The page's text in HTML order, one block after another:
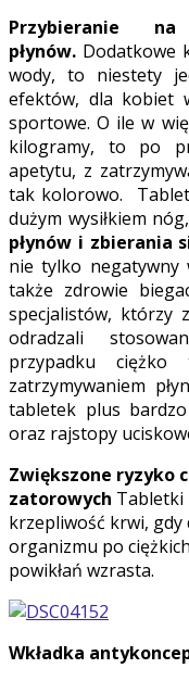
Przybieranie
płynów. Dodatkowe
wody, to niestety
efektów, dla kobiet
sportowe. O ile w
kilogramy, to po
apetytu, z
tak kolorowo.
dużym wysiłkiem
płynów i zbierania
nie tylko negatywny
także zdrowie
specjalistów, którzy
odradzali
przypadku ciężko
zatrzymywaniem
tabletek plus
oraz rajstopy
Zwiększone ryzyko
zatorowych Tabletki
krzepliwość krwi,
organizmu po
powikłań wzrasta.
Wkładka